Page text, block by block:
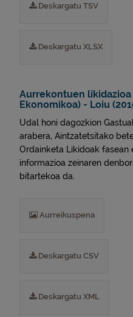
Deskargatu TSV
Deskargatu XLSX
Aurrekontuen likidazioa
Ekonomikoa) - Loiu
Udal honi dagozkion
arabera, Aintzatetsitako
Ordainketa Likidoak fasean
informazioa zeinaren
bitartekoa da.
Aurreikuspena
Deskargatu CSV
Deskargatu XML